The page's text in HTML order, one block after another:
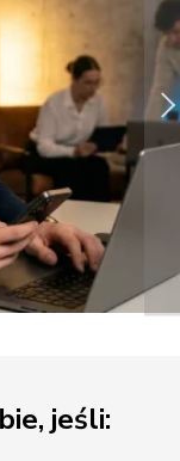
jeśli: